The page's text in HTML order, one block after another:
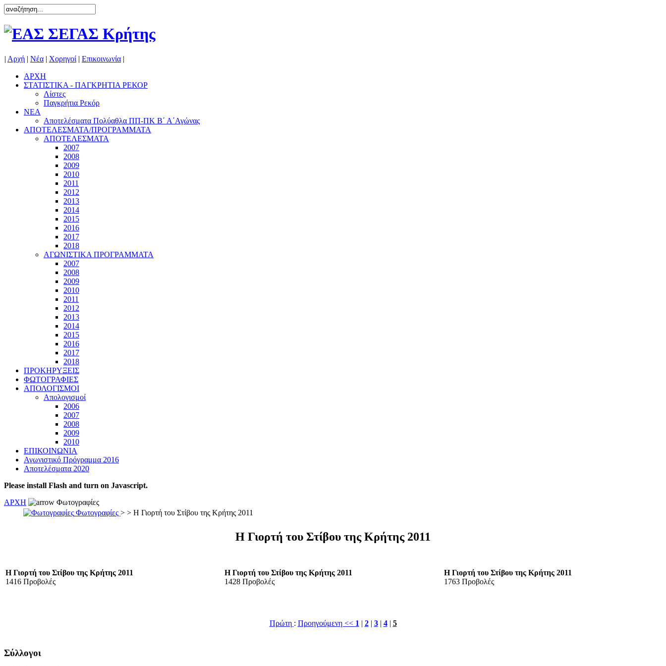
| Αρχή | Νέα | Χορηγοί | Επικοινωνία |
ΑΡΧΗ
ΣΤΑΤΙΣΤΙΚΑ - ΠΑΓΚΡΗΤΙΑ ΡΕΚΟΡ
Λίστες
Παγκρήτια Ρεκόρ
ΝΕΑ
Αποτελέσματα Πολύαθλα ΠΠ-ΠΚ Β΄ Α΄Αγώνας
ΑΠΟΤΕΛΕΣΜΑΤΑ/ΠΡΟΓΡΑΜΜΑΤΑ
ΑΠΟΤΕΛΕΣΜΑΤΑ
2007
2008
2009
2010
2011
2012
2013
2014
2015
2016
2017
2018
ΑΓΩΝΙΣΤΙΚΑ ΠΡΟΓΡΑΜΜΑΤΑ
2007
2008
2009
2010
2011
2012
2013
2014
2015
2016
2017
2018
ΠΡΟΚΗΡΥΞΕΙΣ
ΦΩΤΟΓΡΑΦΙΕΣ
ΑΠΟΛΟΓΙΣΜΟΙ
Απολογισμοί
2006
2007
2008
2009
2010
ΕΠΙΚΟΙΝΩΝΙΑ
Αγωνιστικό Πρόγραμμα 2016
Αποτελέσματα 2020
Please install Flash and turn on Javascript.
ΑΡΧΗ
Φωτογραφίες
Φωτογραφίες > > Η Γιορτή του Στίβου της Κρήτης 2011
Η Γιορτή του Στίβου της Κρήτης 2011
Η Γιορτή του Στίβου της Κρήτης 2011
1416 Προβολές
Η Γιορτή του Στίβου της Κρήτης 2011
1428 Προβολές
Η Γιορτή του Στίβου της Κρήτης 2011
1763 Προβολές
Πρώτη : Προηγούμενη << 1 | 2| 3| 4| 5
Σύλλογοι